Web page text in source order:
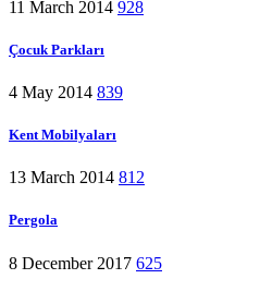
11 March 2014 928
Çocuk Parkları
4 May 2014 839
Kent Mobilyaları
13 March 2014 812
Pergola
8 December 2017 625